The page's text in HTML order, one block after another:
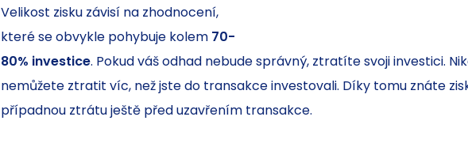
Velikost zisku závisí na zhodnocení,
které se obvykle pohybuje kolem 70-
80% investice. Pokud váš odhad nebude správný, ztratíte svoji investici.
nemůžete ztratit víc, než jste do transakce investovali. Díky tomu znáte
případnou ztrátu ještě před uzavřením transakce.